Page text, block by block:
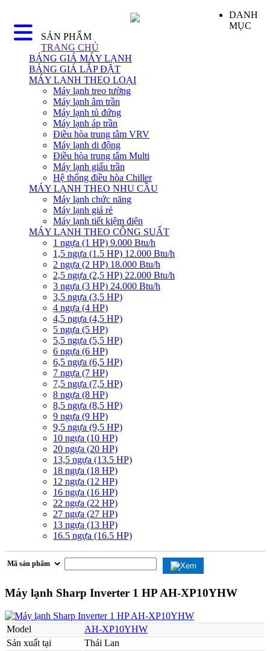
DANH
MỤC
SẢN PHẨM
TRANG CHỦ
BẢNG GIÁ MÁY LẠNH
BẢNG GIÁ LẮP ĐẶT
MÁY LẠNH THEO LOẠI
Máy lạnh treo tường
Máy lạnh âm trần
Máy lạnh tủ đứng
Máy lạnh áp trần
Điều hòa trung tâm VRV
Máy lạnh di động
Điều hòa trung tâm Multi
Máy lạnh giấu trần
Hệ thống điều hòa Chiller
MÁY LẠNH THEO NHU CẦU
Máy lạnh chức năng
Máy lạnh giá rẻ
Máy lạnh tiết kiệm điện
MÁY LẠNH THEO CÔNG SUẤT
1 ngựa (1 HP) 9.000 Btu/h
1,5 ngựa (1.5 HP) 12.000 Btu/h
2 ngựa (2 HP) 18.000 Btu/h
2,5 ngựa (2,5 HP) 22.000 Btu/h
3 ngựa (3 HP) 24.000 Btu/h
3,5 ngựa (3,5 HP)
4 ngựa (4 HP)
4,5 ngựa (4,5 HP)
5 ngựa (5 HP)
5,5 ngựa (5,5 HP)
6 ngựa (6 HP)
6,5 ngựa (6,5 HP)
7 ngựa (7 HP)
7,5 ngựa (7,5 HP)
8 ngựa (8 HP)
8,5 ngựa (8,5 HP)
9 ngựa (9 HP)
9,5 ngựa (9,5 HP)
10 ngựa (10 HP)
20 ngựa (20 HP)
13,5 ngựa (13.5 HP)
18 ngựa (18 HP)
12 ngựa (12 HP)
16 ngựa (16 HP)
22 ngựa (22 HP)
27 ngựa (27 HP)
13 ngựa (13 HP)
16.5 ngựa (16.5 HP)
Máy lạnh Sharp Inverter 1 HP AH-XP10YHW
Model
AH-XP10YHW
Sản xuất tại
Thái Lan